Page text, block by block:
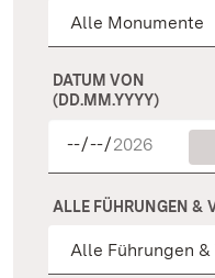
DATUM VON
(DD.MM.YYYY)
ALLE FÜHRUNGEN &